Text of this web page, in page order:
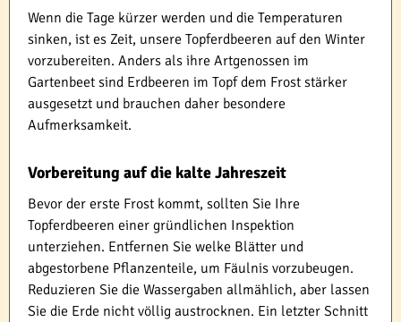
Wenn die Tage kürzer werden und die Temperaturen
sinken, ist es Zeit, unsere Topferdbeeren auf den Winter
vorzubereiten. Anders als ihre Artgenossen im
Gartenbeet sind Erdbeeren im Topf dem Frost stärker
ausgesetzt und brauchen daher besondere
Aufmerksamkeit.
Vorbereitung auf die kalte Jahreszeit
Bevor der erste Frost kommt, sollten Sie Ihre
Topferdbeeren einer gründlichen Inspektion
unterziehen. Entfernen Sie welke Blätter und
abgestorbene Pflanzenteile, um Fäulnis vorzubeugen.
Reduzieren Sie die Wassergaben allmählich, aber lassen
Sie die Erde nicht völlig austrocknen. Ein letzter Schnitt